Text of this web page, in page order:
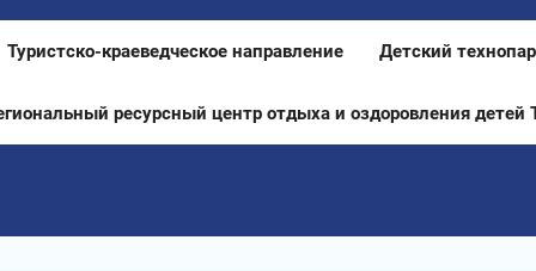
Туристско-краеведческое направление Детский
ресурсный центр отдыха и оздоровления детей